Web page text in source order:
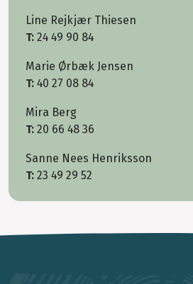
Line Rejkjær Thiesen
T: 24 49 90 84
Marie Ørbæk Jensen
T: 40 27 08 84
Mira Berg
T: 20 66 48 36
Sanne Nees Henriksson
T: 23 49 29 52